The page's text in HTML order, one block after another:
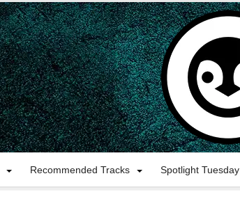
Recommended Tracks Spotlight Tuesday